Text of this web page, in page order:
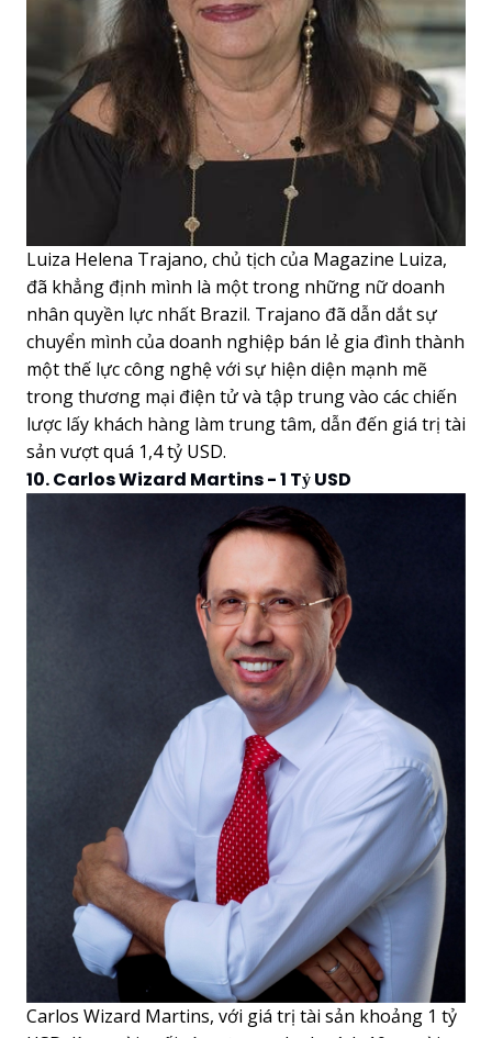
Luiza Helena Trajano, chủ tịch của Magazine Luiza,
đã khẳng định mình là một trong những nữ doanh
nhân quyền lực nhất Brazil. Trajano đã dẫn dắt sự
chuyển mình của doanh nghiệp bán lẻ gia đình thành
một thế lực công nghệ với sự hiện diện mạnh mẽ
trong thương mại điện tử và tập trung vào các chiến
lược lấy khách hàng làm trung tâm, dẫn đến giá trị tài
sản vượt quá 1,4 tỷ USD.
10. Carlos Wizard Martins - 1 Tỷ USD
Carlos Wizard Martins, với giá trị tài sản khoảng 1 tỷ